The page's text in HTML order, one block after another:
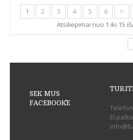
1 2 3 4 5 6 >
Atsiliepimai nuo 1 iki 15
SEK MUS
FACEBOOK`E